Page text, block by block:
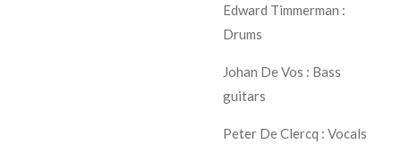
Edward Timmerman :
Drums
Johan De Vos : Bass
guitars
Peter De Clercq : Vocals